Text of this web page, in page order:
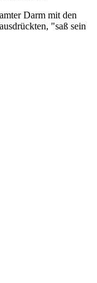
Darm mit den
"saß sein